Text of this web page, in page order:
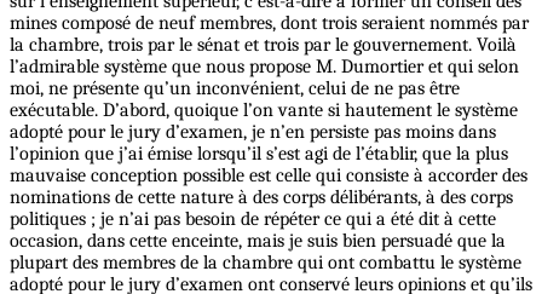
mines composé de neuf membres, dont trois seraient nommés par
la chambre, trois par le sénat et trois par le gouvernement. Voilà
l’admirable système que nous propose M. Dumortier et qui selon
moi, ne présente qu’un inconvénient, celui de ne pas être
exécutable. D’abord, quoique l’on vante si hautement le système
adopté pour le jury d’examen, je n’en persiste pas moins dans
l’opinion que j’ai émise lorsqu’il s’est agi de l’établir, que la plus
mauvaise conception possible est celle qui consiste à accorder des
nominations de cette nature à des corps délibérants, à des corps
politiques ; je n’ai pas besoin de répéter ce qui a été dit à cette
occasion, dans cette enceinte, mais je suis bien persuadé que la
plupart des membres de la chambre qui ont combattu le système
adopté pour le jury d’examen ont conservé leurs opinions et qu’ils